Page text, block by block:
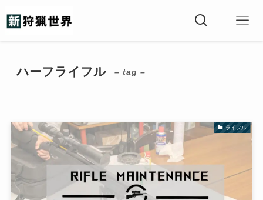
ハーフライフル – tag –
ライフル